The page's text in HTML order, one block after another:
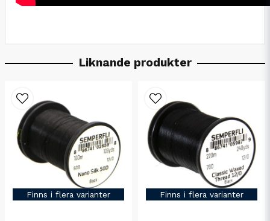
Liknande produkter
Finns i flera varianter Finns i flera varianter